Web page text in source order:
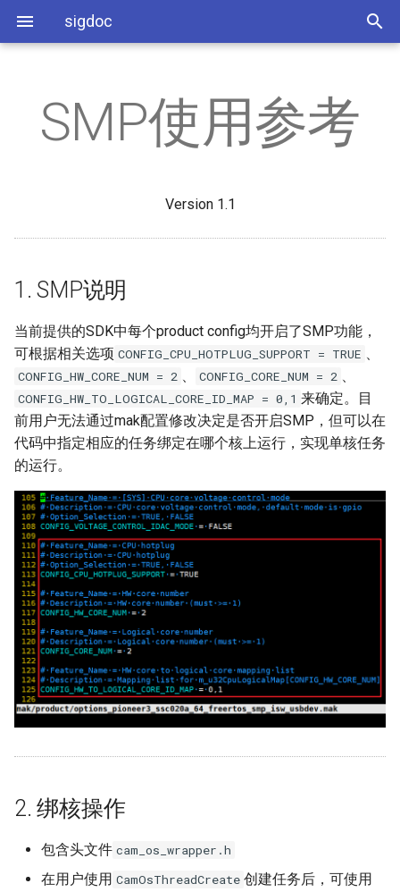
sigdoc
开发环境搭建
SSD222 Demo板硬件指南
VENC
DIVP
PANEL
AEC
AED
APC
BF
CIPHER
FB
IQSERVER
SED
I2C使用参考
Timer使用参考
GPIO使用参考
ADC使用参考
FLASH使用参考
MSPI使用参考
PSPI使用参考
PSPI PANEL使用参考
USB使用参考
USB驱动调节参考
USB Device使用参考
INPUT使用参考
MISC分区读写参考
SDIO使用参考
1. SMP说明
RTOS添加静态库方法
UVC添加视频格式
RTOS点TTL屏参考
PQ Tool
缩略语SMP使用参考
Version 1.1
1. SMP说明
当前提供的SDK中每个product config均开启了SMP功能，
可根据相关选项 CONFIG_CPU_HOTPLUG_SUPPORT = TRUE 、
CONFIG_HW_CORE_NUM = 2 、 CONFIG_CORE_NUM = 2 、
CONFIG_HW_TO_LOGICAL_CORE_ID_MAP = 0,1 来确定。目
前用户无法通过mak配置修改决定是否开启SMP，但可以在
代码中指定相应的任务绑定在哪个核上运行，实现单核任务
的运行。
2. 绑核操作
包含头文件 cam_os_wrapper.h
在用户使用 CamOsThreadCreate 创建任务后，可使用